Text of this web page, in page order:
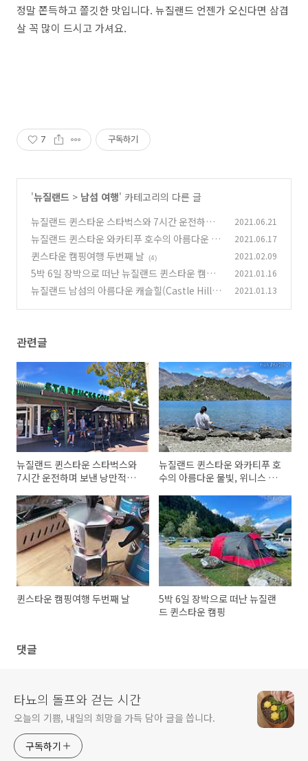
정말 쫀득하고 쫄깃한 맛입니다. 뉴질랜드 언젠가 오신다면 삼겹
살 꼭 많이 드시고 가셔요.
7 구독하기
'뉴질랜드 > 남섬 여행' 카테고리의 다른 글
뉴질랜드 퀸스타운 스타벅스와 7시간 운전하며
보낸 낭만적인 생일! (2)
2021.06.21
뉴질랜드 퀸스타운 와카티푸 호수의 아름다운 물
빛, 위니스 피자는 꿀 맛, 캠핑장에서 마시는 커피
는 환상적인 맛!
(2)
2021.06.17
퀸스타운 캠핑여행 두번째 날 (4) 2021.02.09
5박 6일 장박으로 떠난 뉴질랜드 퀸스타운 캠핑
(6)
2021.01.16
뉴질랜드 남섬의 아름다운 캐슬힐(Castle Hill) 2021.01.13
관련글
뉴질랜드 퀸스타운 스타벅스와
7시간 운전하며 보낸 낭만적인
뉴질랜드 퀸스타운 와카티푸 호
수의 아름다운 물빛, 위니스 피
커피는 환상적인 맛!
퀸스타운 캠핑여행 두번째 날
5박 6일 장박으로 떠난 뉴질랜
드 퀸스타운 캠핑
댓글
타뇨의 돌프와 걷는 시간
오늘의 기쁨, 내일의 희망을 가득 담아 글을 씁니다.
구독하기